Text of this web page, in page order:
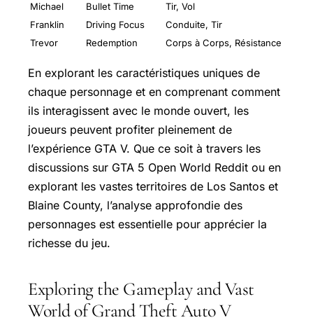
Michael
Bullet Time
Tir, Vol
Franklin
Driving Focus
Conduite, Tir
Trevor
Redemption Corps à Corps, Résistance
En explorant les caractéristiques uniques de
chaque personnage et en comprenant comment
ils interagissent avec le monde ouvert, les
joueurs peuvent profiter pleinement de
l’expérience GTA V. Que ce soit à travers les
discussions sur GTA 5 Open World Reddit ou en
explorant les vastes territoires de Los Santos et
Blaine County, l’analyse approfondie des
personnages est essentielle pour apprécier la
richesse du jeu.
Exploring the Gameplay and Vast
World of Grand Theft Auto V